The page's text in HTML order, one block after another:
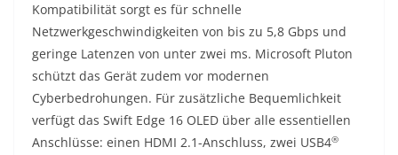
Kompatibilität sorgt es für schnelle
Netzwerkgeschwindigkeiten von bis zu 5,8 Gbps und
geringe Latenzen von unter zwei ms. Microsoft Pluton
schützt das Gerät zudem vor modernen
Cyberbedrohungen. Für zusätzliche Bequemlichkeit
verfügt das Swift Edge 16 OLED über alle essentiellen
Anschlüsse: einen HDMI 2.1-Anschluss, zwei USB4®